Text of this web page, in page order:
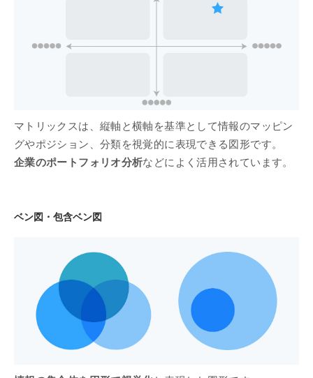
マトリックスは、縦軸と横軸を基準として情報のマッピン
グやポジション、分類を視覚的に表現できる図形です。
企業のポートフォリオ分析などによく活用されています。
ベン図・包含ベン図